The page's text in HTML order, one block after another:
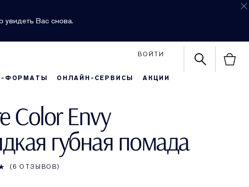
увидеть Вас снова.
ВОЙТИ
ФОРМАТЫ ОНЛАЙН-СЕРВИСЫ АКЦИИ
Color Envy
губная помада
6 ОТЗЫВОВ